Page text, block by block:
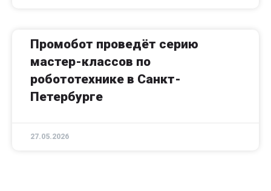
Промобот проведёт серию
мастер-классов по
робототехнике в Санкт-
Петербурге
27.05.2026